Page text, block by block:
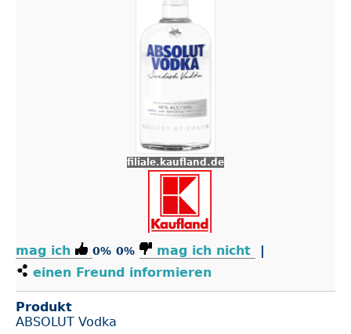
filiale.kaufland.de
mag ich 0% 0% mag ich nicht
|
einen Freund informieren
Produkt
ABSOLUT Vodka